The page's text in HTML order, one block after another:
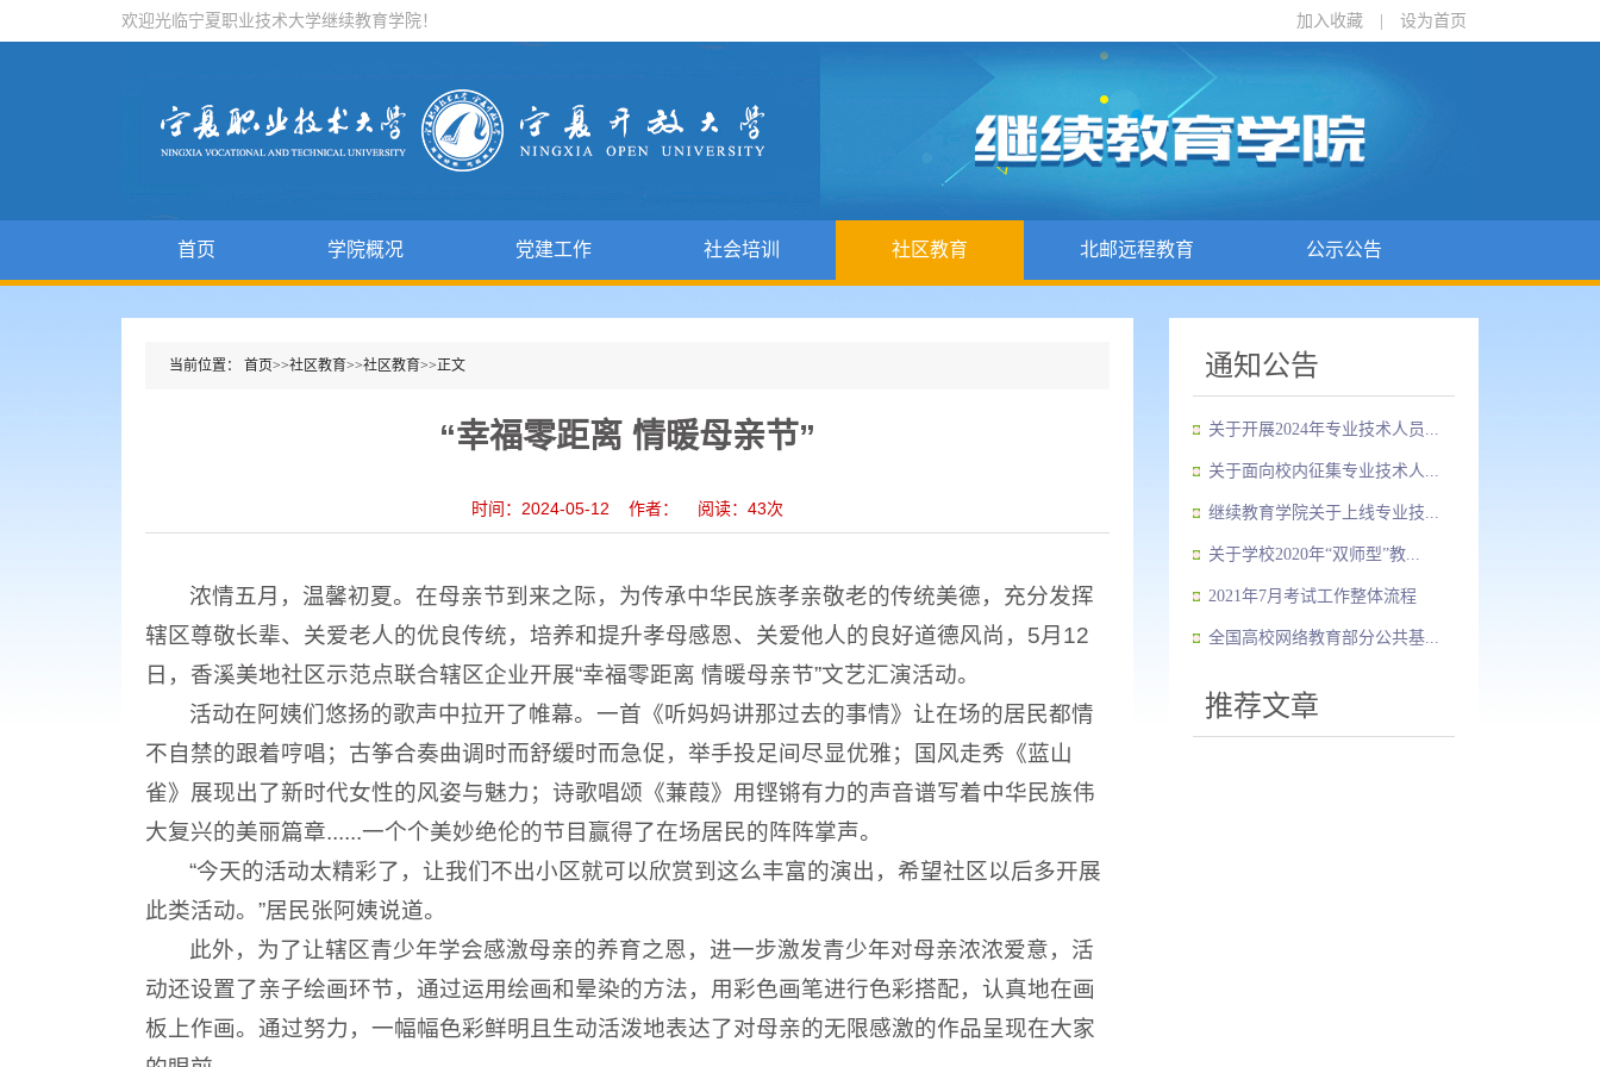
欢迎光临宁夏职业技术大学继续教育学院！ 加入收藏 设为首页
首页 学院概况 党建工作 社会培训 社区教育 北邮远程教育 公示公告
当前位置： 首页>>社区教育>>社区教育>>正文
“幸福零距离 情暖母亲节”
时间：2024-05-12 作者： 阅读： 43次
浓情五月，温馨初夏。在母亲节到来之际，为传承中华民族孝亲敬老的传统美德，充分发挥
辖区尊敬长辈、关爱老人的优良传统，培养和提升孝母感恩、关爱他人的良好道德风尚，5月12
日，香溪美地社区示范点联合辖区企业开展“幸福零距离 情暖母亲节”文艺汇演活动。
活动在阿姨们悠扬的歌声中拉开了帷幕。一首《听妈妈讲那过去的事情》让在场的居民都情
不自禁的跟着哼唱；古筝合奏曲调时而舒缓时而急促，举手投足间尽显优雅；国风走秀《蓝山
雀》展现出了新时代女性的风姿与魅力；诗歌唱颂《蒹葭》用铿锵有力的声音谱写着中华民族伟
大复兴的美丽篇章......一个个美妙绝伦的节目赢得了在场居民的阵阵掌声。
“今天的活动太精彩了，让我们不出小区就可以欣赏到这么丰富的演出，希望社区以后多开展
此类活动。”居民张阿姨说道。
此外，为了让辖区青少年学会感激母亲的养育之恩，进一步激发青少年对母亲浓浓爱意，活
动还设置了亲子绘画环节，通过运用绘画和晕染的方法，用彩色画笔进行色彩搭配，认真地在画
板上作画。通过努力，一幅幅色彩鲜明且生动活泼地表达了对母亲的无限感激的作品呈现在大家
通知公告
关于开展2024年专业技术人员...
关于面向校内征集专业技术人...
继续教育学院关于上线专业技...
关于学校2020年“双师型”教...
2021年7月考试工作整体流程
全国高校网络教育部分公共基...
推荐文章